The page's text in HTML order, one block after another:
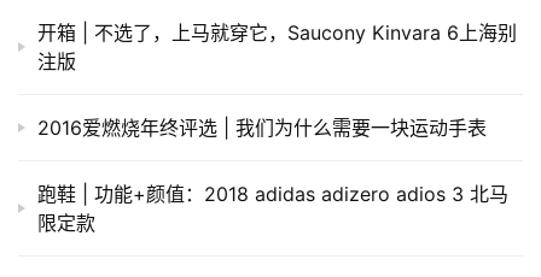
开箱 | 不选了，上马就穿它，Saucony Kinvara 6上海别
注版
2016爱燃烧年终评选 | 我们为什么需要一块运动手表
跑鞋 | 功能+颜值：2018 adidas adizero adios 3 北马
限定款